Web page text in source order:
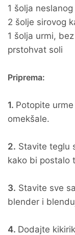
1 šolja
2 šolje sirovog
1 šolja urmi,
prstohvat soli
Priprema:
1. Potopite
omekšale.
2. Stavite teglu
kako bi postalo
3. Stavite sve
blender i
4. Dodajte